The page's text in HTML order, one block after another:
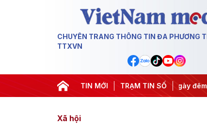
CHUYÊN TRANG THÔNG TIN ĐA PHƯƠNG
TTXVN
TIN MỚI TRẠM TIN SỐ
thành hành động #Chiến dịch 500 ngày đêm
Xã hội